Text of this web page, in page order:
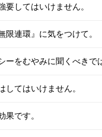
要してはいけません。
限連環』に気をつけて。
ーをむやみに聞くべきで
してはいけません。
果です。